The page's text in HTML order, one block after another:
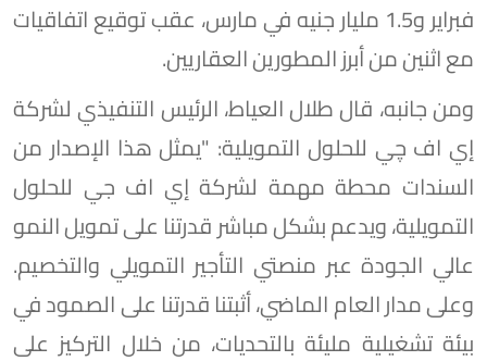
فبراير و1.5 مليار جنيه في مارس، عقب توقيع اتفاقيات
مع اثنين من أبرز المطورين العقاريين.
ومن جانبه، قال طلال العياط، الرئيس التنفيذي لشركة
إي اف چي للحلول التمويلية: "يمثل هذا الإصدار من
السندات محطة مهمة لشركة إي اف جي للحلول
التمويلية، ويدعم بشكل مباشر قدرتنا على تمويل النمو
عالي الجودة عبر منصتي التأجير التمويلي والتخصيم.
وعلى مدار العام الماضي، أثبتنا قدرتنا على الصمود في
بيئة تشغيلية مليئة بالتحديات، من خلال التركيز على